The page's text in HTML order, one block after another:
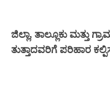
ಜಿಲ್ಲಾ, ತಾಲ್ಲೂಕು ಮತ್ತು
ತುತ್ತಾದವರಿಗೆ ಪರಿಹಾರ